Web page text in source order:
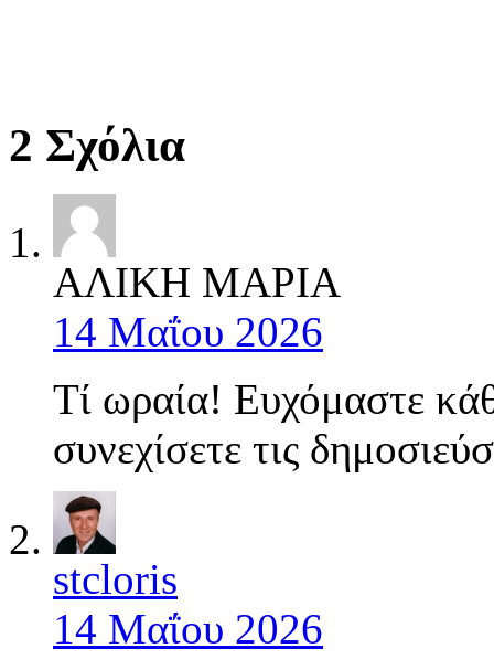
2 Σχόλια
ΑΛΙΚΗ ΜΑΡΙΑ
14 Μαΐου 2026
Τί ωραία! Ευχόμαστε
συνεχίσετε τις
stcloris
14 Μαΐου 2026